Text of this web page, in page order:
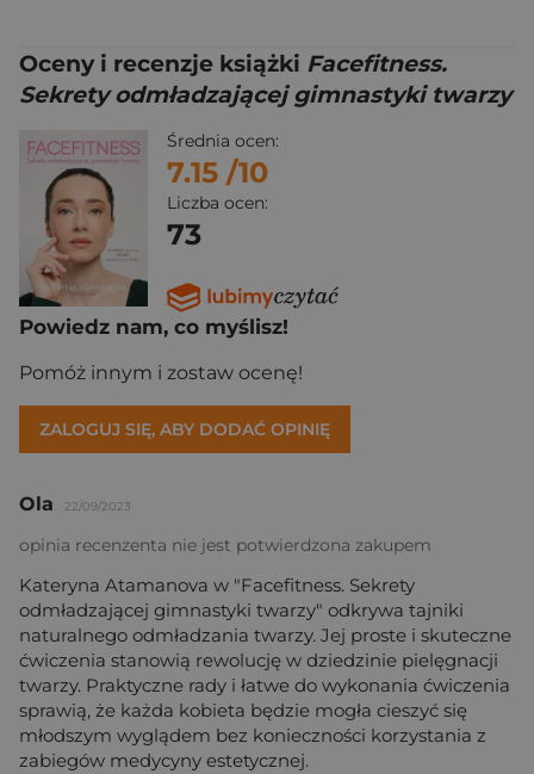
Oceny i recenzje książki Facefitness.
Sekrety odmładzającej gimnastyki twarzy
Średnia ocen:
7.15 /10
Liczba ocen:
73
Powiedz nam, co myślisz!
Pomóż innym i zostaw ocenę!
ZALOGUJ SIĘ, ABY DODAĆ OPINIĘ
Ola 22/09/2023
opinia recenzenta nie jest potwierdzona zakupem
Kateryna Atamanova w "Facefitness. Sekrety
odmładzającej gimnastyki twarzy" odkrywa tajniki
naturalnego odmładzania twarzy. Jej proste i skuteczne
ćwiczenia stanowią rewolucję w dziedzinie pielęgnacji
twarzy. Praktyczne rady i łatwe do wykonania ćwiczenia
sprawią, że każda kobieta będzie mogła cieszyć się
młodszym wyglądem bez konieczności korzystania z
zabiegów medycyny estetycznej.